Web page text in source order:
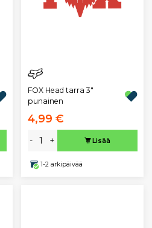
FOX Head tarra 3"
punainen
4,99 €
- + Lisää
1-2 arkipäivää